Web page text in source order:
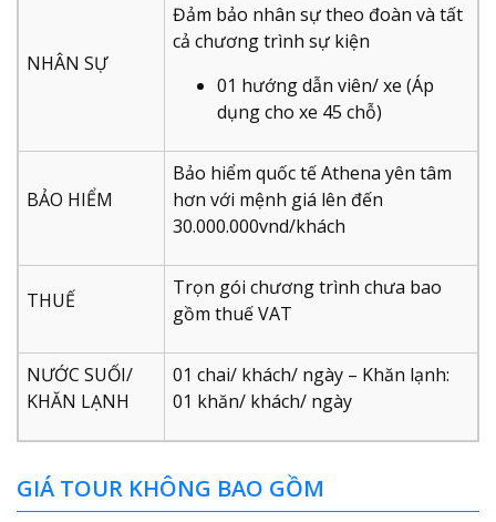
NHÂN SỰ
Đảm bảo nhân sự theo đoàn và tất
cả chương trình sự kiện
01 hướng dẫn viên/ xe (Áp
dụng cho xe 45 chỗ)
BẢO HIỂM
Bảo hiểm quốc tế Athena yên tâm
hơn với mệnh giá lên đến
30.000.000vnd/khách
THUẾ
Trọn gói chương trình chưa bao
gồm thuế VAT
NƯỚC SUỐI/
KHĂN LẠNH
01 chai/ khách/ ngày – Khăn lạnh:
01 khăn/ khách/ ngày
GIÁ TOUR KHÔNG BAO GỒM